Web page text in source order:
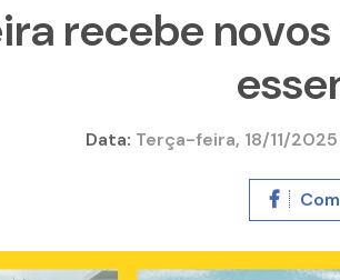
recebe
Data: Terça-feira, 18/11/